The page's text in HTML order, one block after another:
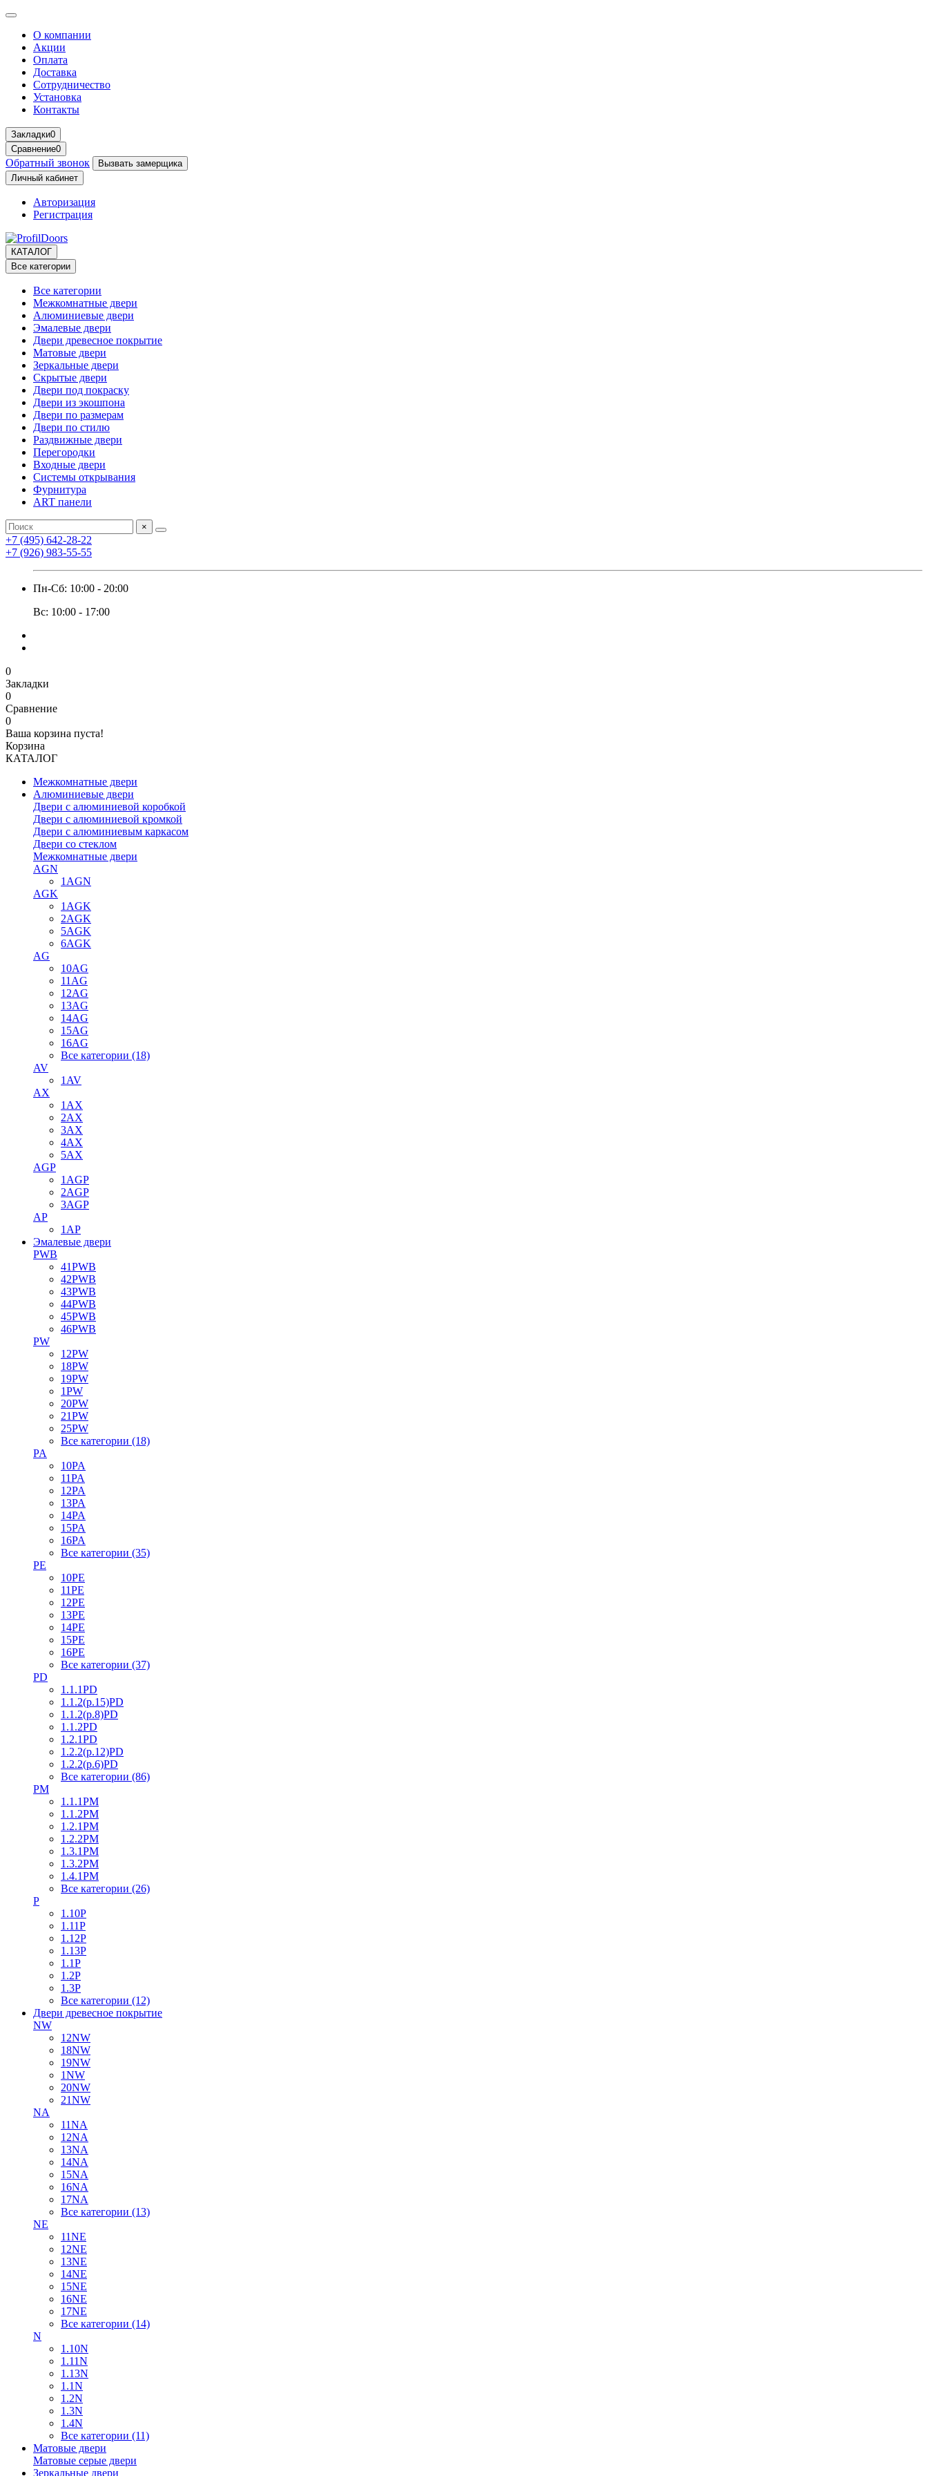
О компании
Акции
Оплата
Доставка
Сотрудничество
Установка
Контакты
Закладки0
Сравнение0
Обратный звонок
Вызвать замерщика
Личный кабинет
Авторизация
Регистрация
КАТАЛОГ
Все категории
Все категории
Межкомнатные двери
Алюминиевые двери
Эмалевые двери
Двери древесное покрытие
Матовые двери
Зеркальные двери
Скрытые двери
Двери под покраску
Двери из экошпона
Двери по размерам
Двери по стилю
Раздвижные двери
Перегородки
Входные двери
Системы открывания
Фурнитура
ART панели
×
+7 (495) 642-28-22
+7 (926) 983-55-55
Пн-Сб: 10:00 - 20:00
Вс: 10:00 - 17:00
0
Закладки
0
Сравнение
0
Ваша корзина пуста!
Корзина
КАТАЛОГ
Межкомнатные двери
Алюминиевые двери
Двери с алюминиевой коробкой
Двери с алюминиевой кромкой
Двери с алюминиевым каркасом
Двери со стеклом
Межкомнатные двери
AGN
1AGN
AGK
1AGK
2AGK
5AGK
6AGK
AG
10AG
11AG
12AG
13AG
14AG
15AG
16AG
Все категории (18)
AV
1AV
AX
1AX
2AX
3AX
4AX
5AX
AGP
1AGP
2AGP
3AGP
AP
1AP
Эмалевые двери
PWB
41PWB
42PWB
43PWB
44PWB
45PWB
46PWB
PW
12PW
18PW
19PW
1PW
20PW
21PW
25PW
Все категории (18)
PA
10PA
11PA
12PA
13PA
14PA
15PA
16PA
Все категории (35)
PE
10PE
11PE
12PE
13PE
14PE
15PE
16PE
Все категории (37)
PD
1.1.1PD
1.1.2(р.15)PD
1.1.2(р.8)PD
1.1.2PD
1.2.1PD
1.2.2(р.12)PD
1.2.2(р.6)PD
Все категории (86)
PM
1.1.1PM
1.1.2PM
1.2.1PM
1.2.2PM
1.3.1PM
1.3.2PM
1.4.1PM
Все категории (26)
P
1.10P
1.11P
1.12P
1.13P
1.1P
1.2P
1.3P
Все категории (12)
Двери древесное покрытие
NW
12NW
18NW
19NW
1NW
20NW
21NW
NA
11NA
12NA
13NA
14NA
15NA
16NA
17NA
Все категории (13)
NE
11NE
12NE
13NE
14NE
15NE
16NE
17NE
Все категории (14)
N
1.10N
1.11N
1.13N
1.1N
1.2N
1.3N
1.4N
Все категории (11)
Матовые двери
Матовые серые двери
Зеркальные двери